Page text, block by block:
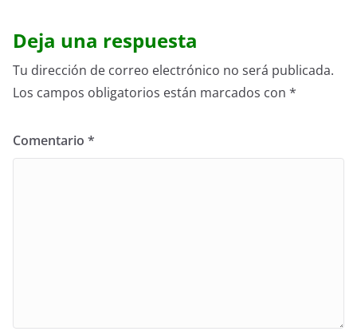
Deja una respuesta
Tu dirección de correo electrónico no será publicada.
Los campos obligatorios están marcados con *
Comentario *